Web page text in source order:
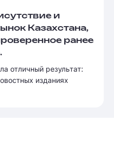
и
Казахстана,
ранее
отличный результат:
изданиях